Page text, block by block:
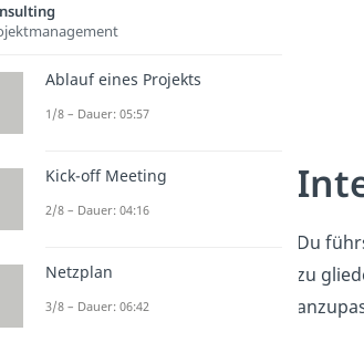
Du
zu
Ablauf eines Projekts
1/8 – Dauer: 05:57
Kick-off Meeting
2/8 – Dauer: 04:16
Netzplan
3/8 – Dauer: 06:42